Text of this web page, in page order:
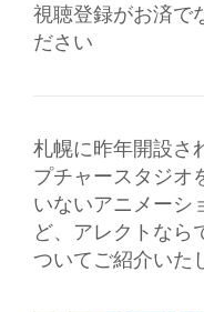
視聴登録がお済で
ださい
札幌に昨年開設さ
プチャースタジオ
いないアニメーシ
ど、アレクトなら
ついてご紹介いた